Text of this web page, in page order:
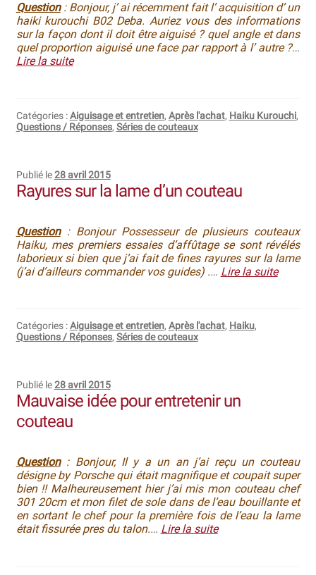
Question : Bonjour, j’ ai récemment fait l’ acquisition d’ un
haiki kurouchi B02 Deba. Auriez vous des informations
sur la façon dont il doit être aiguisé ? quel angle et dans
quel proportion aiguisé une face par rapport à l’ autre ?…
Lire la suite
Catégories :Aiguisage et entretien, Après l'achat, Haiku Kurouchi,
Questions / Réponses, Séries de couteaux
Publié le28 avril 2015
Rayures sur la lame d’un couteau
Question : Bonjour Possesseur de plusieurs couteaux
Haiku, mes premiers essaies d’affûtage se sont révélés
laborieux si bien que j’ai fait de fines rayures sur la lame
(j’ai d’ailleurs commander vos guides) .… Lire la suite
Catégories :Aiguisage et entretien, Après l'achat, Haiku,
Questions / Réponses, Séries de couteaux
Publié le28 avril 2015
Mauvaise idée pour entretenir un
couteau
Question : Bonjour, Il y a un an j’ai reçu un couteau
désigne by Porsche qui était magnifique et coupait super
bien !! Malheureusement hier j’ai mis mon couteau chef
301 20cm et mon filet de sole dans de l’eau bouillante et
en sortant le chef pour la première fois de l’eau la lame
était fissurée pres du talon.… Lire la suite